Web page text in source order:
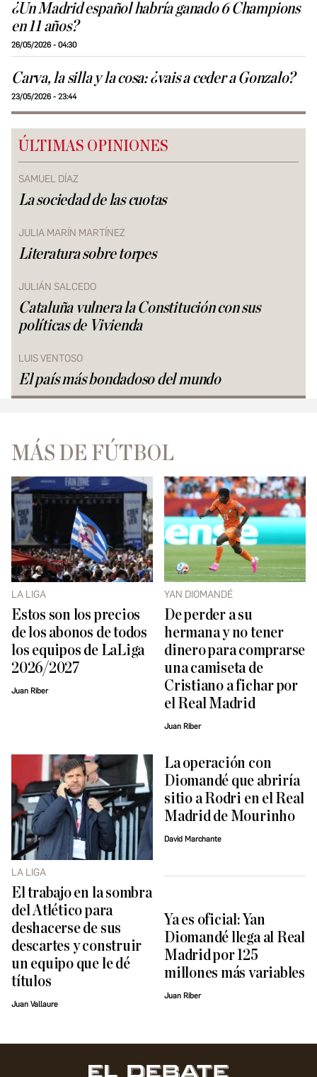
¿Un Madrid español habría ganado 6 Champions
en 11 años?
26/05/2026 - 04:30
Carva, la silla y la cosa: ¿vais a ceder a Gonzalo?
23/05/2026 - 23:44
ÚLTIMAS OPINIONES
SAMUEL DÍAZ
La sociedad de las cuotas
JULIA MARÍN MARTÍNEZ
Literatura sobre torpes
JULIÁN SALCEDO
Cataluña vulnera la Constitución con sus
políticas de Vivienda
LUIS VENTOSO
El país más bondadoso del mundo
MÁS DE FÚTBOL
LA LIGA
Estos son los precios
de los abonos de todos
los equipos de LaLiga
2026/2027
Juan Riber
YAN DIOMANDÉ
De perder a su
hermana y no tener
dinero para comprarse
una camiseta de
Cristiano a fichar por
el Real Madrid
Juan Riber
LA LIGA
El trabajo en la sombra
del Atlético para
deshacerse de sus
descartes y construir
un equipo que le dé
títulos
Juan Vallaure
La operación con
Diomandé que abriría
sitio a Rodri en el Real
Madrid de Mourinho
David Marchante
Ya es oficial: Yan
Diomandé llega al Real
Madrid por 125
millones más variables
Juan Riber